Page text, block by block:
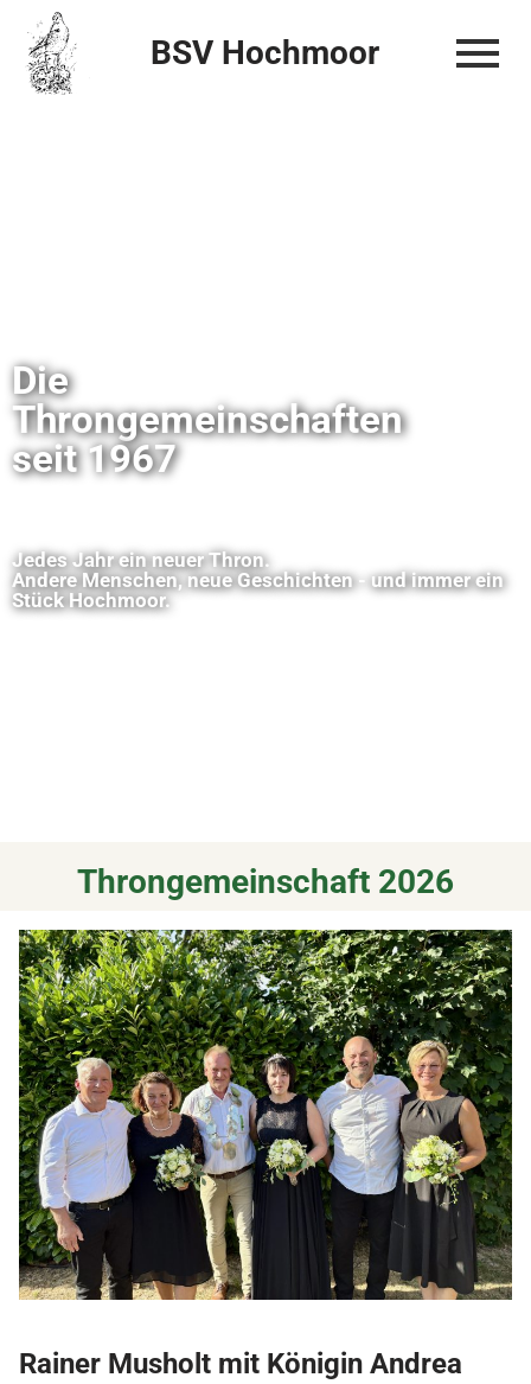
Zum
Inhalt
BSV Hochmoor
Die
Throngemeinschaften
seit 1967
Jedes Jahr ein neuer Thron.
Andere Menschen, neue Geschichten - und immer ein
Stück Hochmoor.
Throngemeinschaft 2026
Rainer Musholt mit Königin Andrea